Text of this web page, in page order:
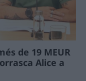
de 19 MEUR
Alice a